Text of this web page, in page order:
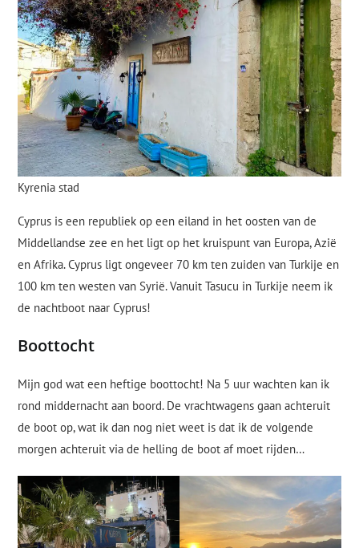
Kyrenia stad
Cyprus is een republiek op een eiland in het oosten van de
Middellandse zee en het ligt op het kruispunt van Europa, Azië
en Afrika. Cyprus ligt ongeveer 70 km ten zuiden van Turkije en
100 km ten westen van Syrië. Vanuit Tasucu in Turkije neem ik
de nachtboot naar Cyprus!
Boottocht
Mijn god wat een heftige boottocht! Na 5 uur wachten kan ik
rond middernacht aan boord. De vrachtwagens gaan achteruit
de boot op, wat ik dan nog niet weet is dat ik de volgende
morgen achteruit via de helling de boot af moet rijden…